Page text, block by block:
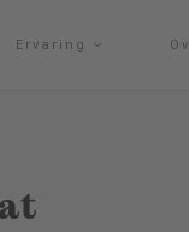
Ervaring